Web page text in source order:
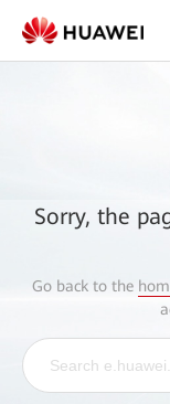
Sorry, the
Go back to the